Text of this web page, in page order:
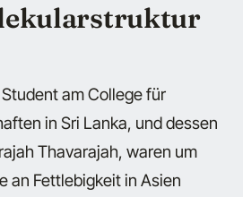
am College für
in Sri Lanka, und dessen
Thavarajah, waren um
an Fettlebigkeit in Asien